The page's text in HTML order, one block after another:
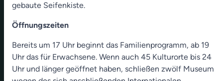
gebaute Seifenkiste.
Öffnungszeiten
Bereits um 17 Uhr beginnt das Familienprogramm, ab 19
Uhr das für Erwachsene. Wenn auch 45 Kulturorte bis 24
Uhr und länger geöffnet haben, schließen zwölf Museum